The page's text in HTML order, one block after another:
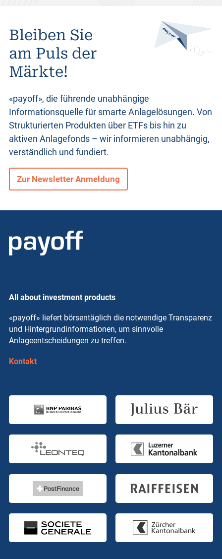
Bleiben Sie
am Puls der
Märkte!
«payoff», die führende unabhängige
Informationsquelle für smarte Anlagelösungen. Von
Strukturierten Produkten über ETFs bis hin zu
aktiven Anlagefonds – wir informieren unabhängig,
verständlich und fundiert.
Zur Newsletter Anmeldung
All about investment products
«payoff» liefert börsentäglich die notwendige Transparenz
und Hintergrundinformationen, um sinnvolle
Anlageentscheidungen zu treffen.
Kontakt